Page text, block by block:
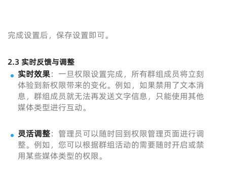
完成设置后，保存设置即可。
2.3 实时反馈与调整
实时效果：一旦权限设置完成，所有群组成员将立刻
体验到新权限带来的变化。例如，如果禁用了文本消
息，群组成员就无法再发送文字信息，只能使用其他
媒体类型进行互动。
灵活调整：管理员可以随时回到权限管理页面进行调
整。例如，您可以根据群组活动的需要随时开启或禁
用某些媒体类型的权限。